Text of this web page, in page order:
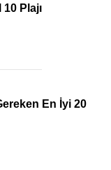
Plajı
En İyi 20